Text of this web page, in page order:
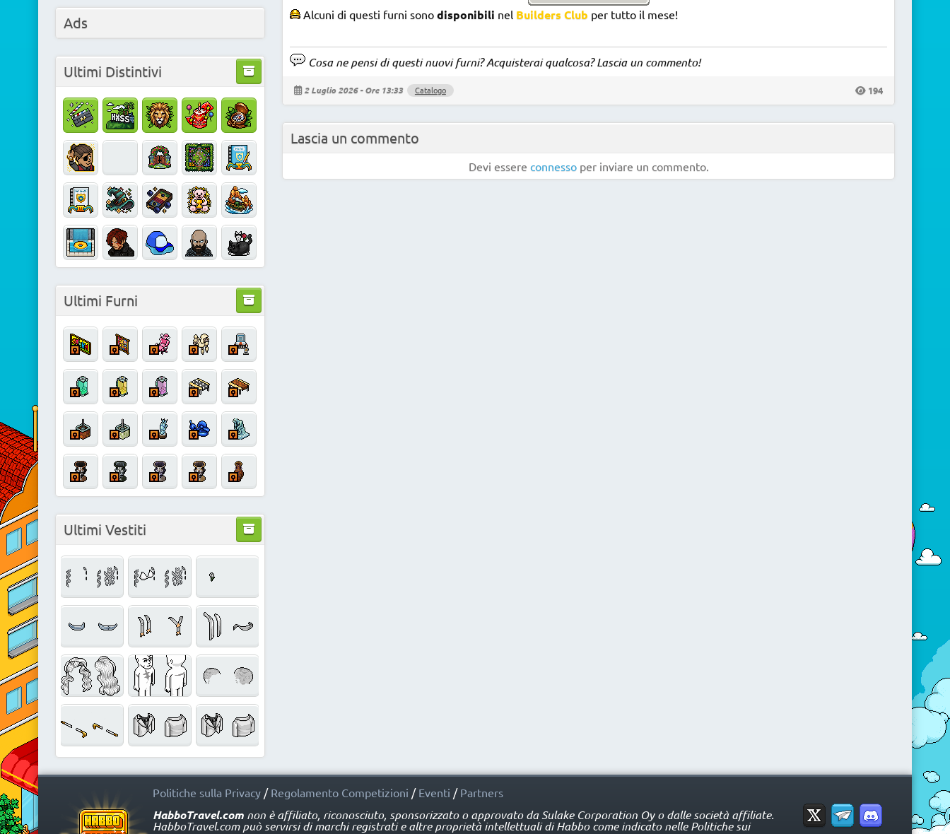
Alcuni di questi furni sono disponibili nel Builders Club per tutto il mese!
Cosa ne pensi di questi nuovi furni? Acquisterai qualcosa? Lascia un commento!
2 Luglio 2026 - Ore 13:33 Catalogo 194
Lascia un commento
Devi essere connessoper inviare un commento.
Ads
Ultimi Distintivi
Ultimi Furni
Ultimi Vestiti
Politiche sulla Privacy/ Regolamento Competizioni / Eventi / Partners
HabboTravel.comnon è affiliato, riconosciuto, sponsorizzato o approvato da Sulake Corporation Oy o dalle società affiliate.
HabboTravel.com può servirsi di marchi registrati e altre proprietà intellettuali di Habbo come indicato nelle Politiche sui